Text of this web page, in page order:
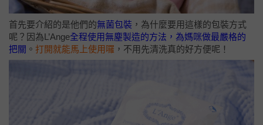
首先要介紹的是他們的無菌包裝 ，為什麼要用這樣的包裝方式
呢？因為L’Ange全程使用無塵製造的方法，為媽咪做最嚴格的
把關 。 打開就能馬上使用囉 ，不用先清洗真的好方便呢！